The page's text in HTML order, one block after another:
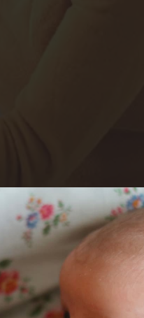
tympan et l’oreille
les âges de 20 et 40 ans. Il
l’os atteint, l’étrier, et à
peut être